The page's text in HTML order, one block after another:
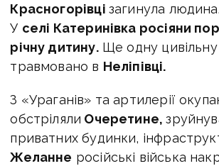
Красногорівці загинула людина.
У селі Катеринівка росіяни
річну дитину.Ще одну
травмовано в Неліпівці.
З «Ураганів» та артилерії
обстріляли Очеретине,
приватних будинки,
Желанне російські війська